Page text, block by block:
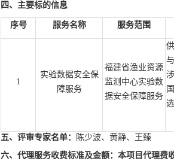
四、主要标的信息
序号 服务名称 服务范围
1
实验数据安全保
障服务
福建省渔业资源
监测中心实验数
据安全保障服务
五、评审专家名单：
陈少波、黄静、王臻
六、代理服务收费标准及金额：本项目代理费